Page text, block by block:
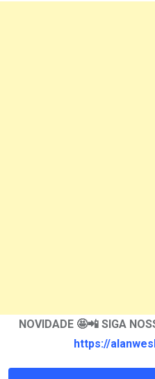
NOVIDADE 🤩📲 SIGA
https://